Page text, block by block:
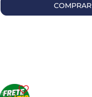
COMPRAR